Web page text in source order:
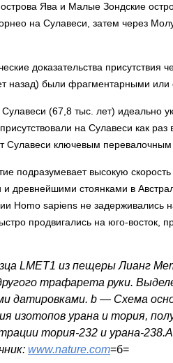
Ява и Малые Зондские
на Сулавеси, затем через
доказательства
назад) были фрагментарными или
Сулавеси (67,8 тыс. лет) идеально
на Сулавеси как
Сулавеси ключевым
подразумевает высокую
и древнейшими стоянками в
Homo sapiens не задерживались
продвигались на юго-восток,
LMET1 из пещеры Лианг
трафарета руки.
датировками. b — Схема
изотопов урана и тория,
тория-232 и урана-
www.nature.com=б=